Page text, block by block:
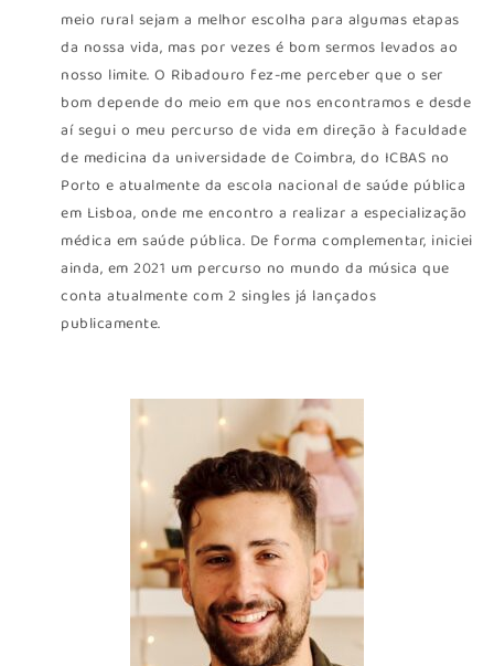
meio rural sejam a melhor escolha para algumas etapas
da nossa vida, mas por vezes é bom sermos levados ao
nosso limite. O Ribadouro fez-me perceber que o ser
bom depende do meio em que nos encontramos e desde
aí segui o meu percurso de vida em direção à faculdade
de medicina da universidade de Coimbra, do ICBAS no
Porto e atualmente da escola nacional de saúde pública
em Lisboa, onde me encontro a realizar a especialização
médica em saúde pública. De forma complementar, iniciei
ainda, em 2021 um percurso no mundo da música que
conta atualmente com 2 singles já lançados
publicamente.